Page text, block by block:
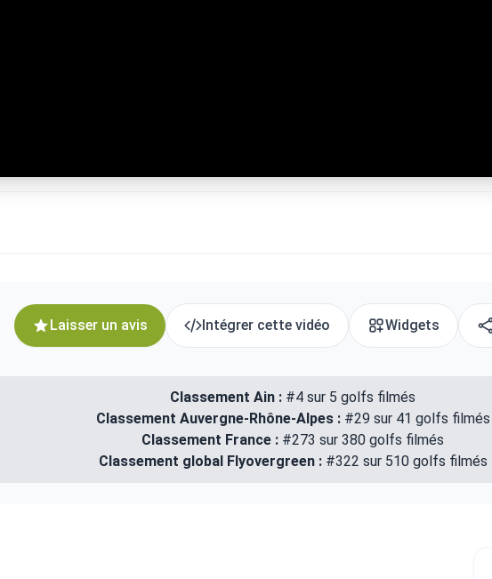
Laisser un avis Intégrer cette vidéo Widgets
Classement Ain : #4 sur 5 golfs filmés
Classement Auvergne-Rhône-Alpes : #29 sur 41 golfs filmés
Classement France : #273 sur 380 golfs filmés
Classement global Flyovergreen : #322 sur 510 golfs filmés